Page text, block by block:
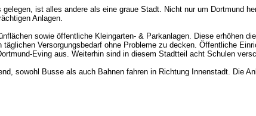
ist alles andere als eine graue Stadt. Nicht nur um Dortmund
Anlagen.
sowie öffentliche Kleingarten- & Parkanlagen. Diese erhöhen
Versorgungsbedarf ohne Probleme zu decken. Öffentliche
Eving aus. Weiterhin sind in diesem Stadtteil acht Schulen
sowohl Busse als auch Bahnen fahren in Richtung Innenstadt. Die